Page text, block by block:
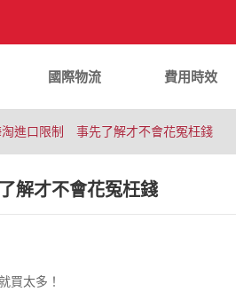
國際物流 費用時效
淘進口限制 事先了解才不會花冤枉錢
解才不會花冤枉錢
買太多！